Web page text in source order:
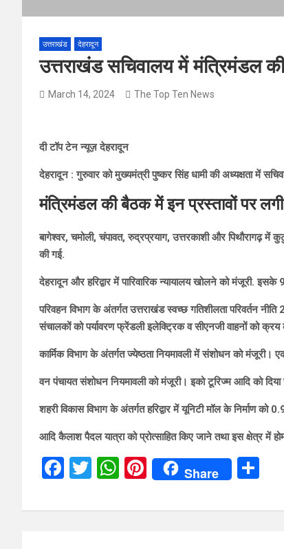
उत्तराखंड देहरादून
उत्तराखंड सचिवालय में मंत्रिमंडल
March 14, 2024 The Top Ten News
दी टॉप टेन न्यूज़ देहरादून
देहरादून : गुरुवार को मुख्यमंत्री पुष्कर सिंह धामी की अध्यक्षता में
मंत्रिमंडल की बैठक में इन प्रस्तावों पर
बागेश्वर, चमोली, चंपावत, रुद्रप्रयाग, उत्तरकाशी और पिथौरागढ़
की गई.
देहरादून और हरिद्वार में पारिवारिक न्यायालय खोलने को मंजूरी. इसके
परिवहन विभाग के अंतर्गत उत्तराखंड स्वच्छ गतिशीलता परिवर्तन
संचालकों को पर्यावरण फ्रेंडली इलेक्ट्रिक व सीएनजी वाहनों को क्रय
कार्मिक विभाग के अंतर्गत ज्येष्ठता नियमावली में संशोधन को
वन पंचायत संशोधन नियमावली को मंजूरी। इको टूरिज्म आदि को दिया
शहरी विकास विभाग के अंतर्गत हरिद्वार में यूनिटी मॉल के निर्माण को
आदि कैलाश पैदल यात्रा को प्रोत्साहित किए जाने तथा इस क्षेत्र में
F
ce
T
tt
W
at
Pi
er
Share
ar